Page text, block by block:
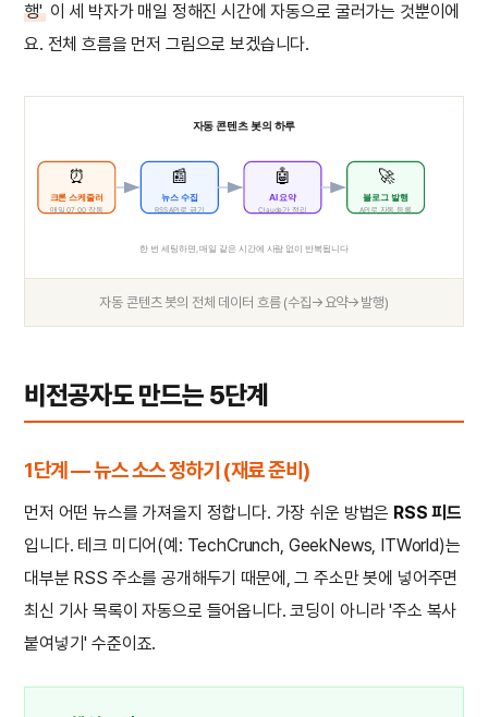
행'이 세 박자가 매일 정해진 시간에 자동으로 굴러가는 것뿐이에
요. 전체 흐름을 먼저 그림으로 보겠습니다.
⏰
크론 스케줄러
매일 07:00 작동
📰
뉴스 수집
RSS·API로 긁기
🤖
AI 요약
Claude가 정리
🚀
블로그 발행
API로 자동 등록
자동 콘텐츠 봇의 하루
한 번 세팅하면, 매일 같은 시간에 사람 없이 반복됩니다
자동 콘텐츠 봇의 전체 데이터 흐름 (수집→요약→발행)
비전공자도 만드는 5단계
1단계 — 뉴스 소스 정하기 (재료 준비)
먼저 어떤 뉴스를 가져올지 정합니다. 가장 쉬운 방법은 RSS 피드
입니다. 테크 미디어(예: TechCrunch, GeekNews, ITWorld)는
대부분 RSS 주소를 공개해두기 때문에, 그 주소만 봇에 넣어주면
최신 기사 목록이 자동으로 들어옵니다. 코딩이 아니라 '주소 복사
붙여넣기' 수준이죠.